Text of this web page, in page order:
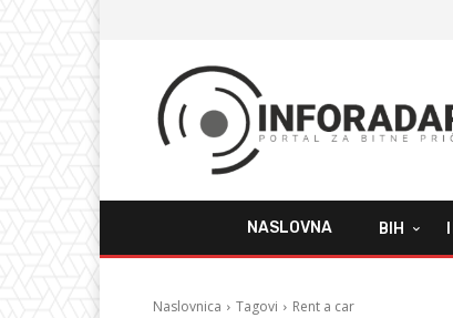
NASLOVNA BIH
Naslovnica Tagovi Rent a car